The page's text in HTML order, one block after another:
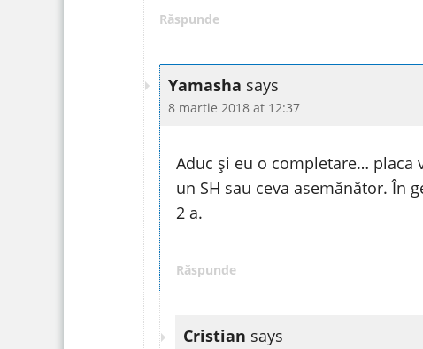
Răspunde
Yamasha says
8 martie 2018 at 12:37
Aduc și eu o completare… placa
un SH sau ceva asemănător. În
2 a.
Răspunde
Cristian says